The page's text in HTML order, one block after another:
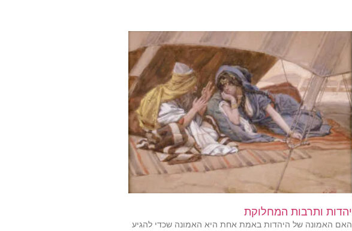
יהדות ותרבות המחלוקת
האם האמונה של היהדות באמת אחת היא האמונה שכדי להגיע